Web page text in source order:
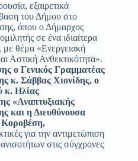
εξαιρετικά
του Δήμου στο
όπου ο Δήμαρχος
σε ένα ιδιαίτερα
με θέμα «Ενεργειακή
Αστική Ανθεκτικότητα».
ο Γενικός Γραμματέας
κ. Σάββας Χιονίδης, ο
κ. Ηλίας
«Αναπτυξιακής
και η Διευθύνουσα
για την αντιμετώπιση
στις σύγχρονες